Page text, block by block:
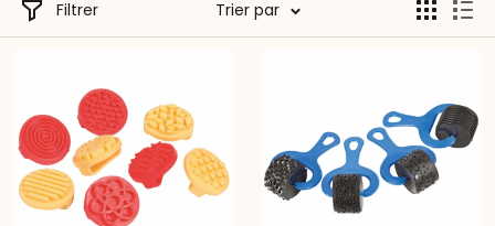
Filtrer Trier par